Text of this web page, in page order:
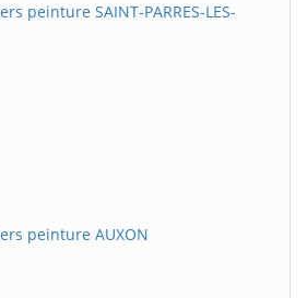
peinture SAINT-PARRES-LES-
peinture AUXON